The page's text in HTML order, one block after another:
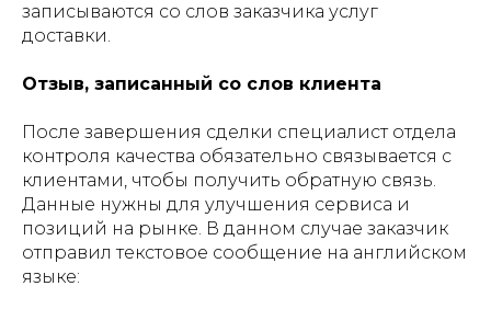
записываются со слов заказчика услуг
доставки.
Отзыв, записанный со слов клиента
После завершения сделки специалист отдела
контроля качества обязательно связывается с
клиентами, чтобы получить обратную связь.
Данные нужны для улучшения сервиса и
позиций на рынке. В данном случае заказчик
отправил текстовое сообщение на английском
языке: